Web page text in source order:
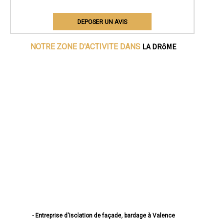
DEPOSER UN AVIS
NOTRE ZONE D'ACTIVITE DANS LA DRôME
- Entreprise d'isolation de façade, bardage à Valence